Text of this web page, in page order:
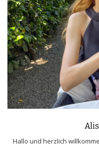
Hallo und herzlich